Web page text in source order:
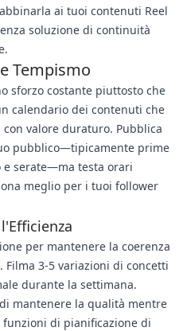
ai tuoi contenuti Reel
soluzione di continuità
Tempismo
sforzo costante piuttosto che
calendario dei contenuti che
valore duraturo. Pubblica
pubblico—tipicamente prime
e serate—ma testa orari
meglio per i tuoi follower
per mantenere la coerenza
3-5 variazioni di concetti
durante la settimana.
mantenere la qualità mentre
di pianificazione di